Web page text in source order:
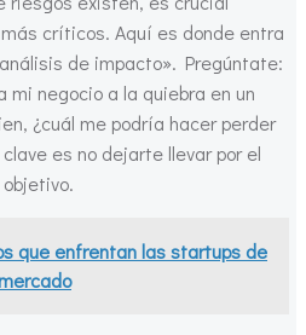
críticos. Aquí es donde entra
de impacto». Pregúntate:
mi negocio a la quiebra en un
¿cuál me podría hacer perder
es no dejarte llevar por el
que enfrentan las startups de